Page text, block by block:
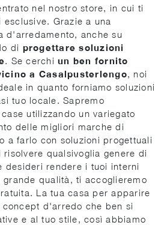
nel nostro store, in cui ti
Grazie a una
d'arredamento, anche su
di progettare soluzioni
. Se cerchi un ben fornito
a Casalpusterlengo, noi
in quanto forniamo soluzioni
tuo locale. Sapremo
utilizzando un variegato
delle migliori marche di
a farlo con soluzioni progettuali
qualsivoglia genere di
desideri rendere i tuoi interni
qualità, ti accoglieremo
La tua casa per apparire
d'arredo che ben si
e al tuo stile, così abbiamo